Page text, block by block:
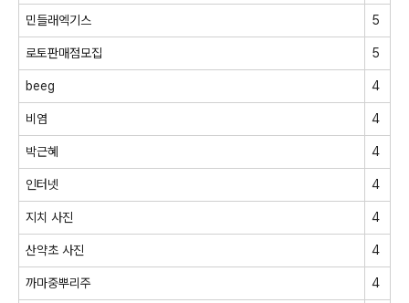
민들래엑기스 5
로토판매점모집 5
beeg 4
비염 4
박근혜 4
인터넷 4
지치 사진 4
산약초 사진 4
까마중뿌리주 4